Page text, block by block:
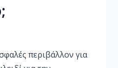
περιβάλλον για